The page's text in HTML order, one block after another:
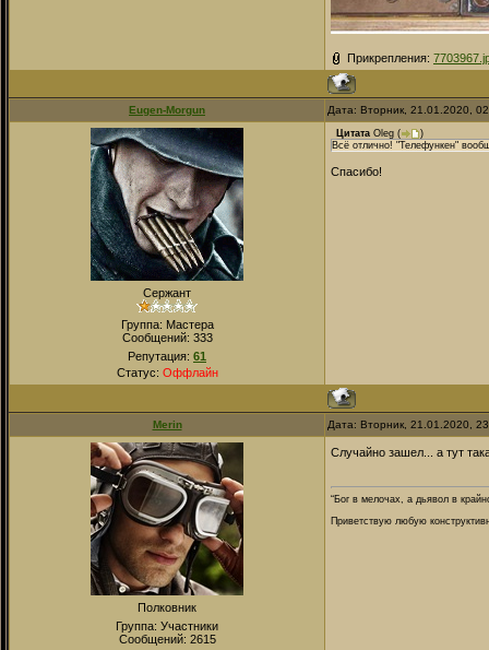
Прикрепления:
Eugen-Morgun Дата: Вторник, 21.01.2020,
Сержант
Группа: Мастера
Сообщений: 333
Репутация: 61
Статус: Оффлайн
Цитата Oleg (
)
Всё отлично! "Телефункен"
Спасибо!
Merin Дата: Вторник, 21.01.2020,
Полковник
Группа: Участники
Сообщений: 2615
Случайно зашел... а тут
“Бог в мелочах, а дьявол в
Приветствую любую